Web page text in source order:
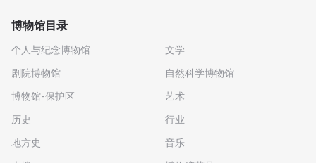
博物馆目录
个人与纪念博物馆
剧院博物馆
博物馆-保护区
历史
地方史
文学
自然科学博物馆
艺术
行业
音乐